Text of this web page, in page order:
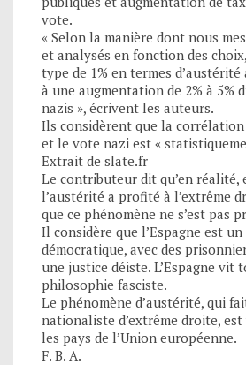
vote.
« Selon la manière dont nous
et analysés en fonction des
type de 1% en termes d’austérité
à une augmentation de 2% à 5%
nazis », écrivent les auteurs.
Ils considèrent que la
et le vote nazi est «
Extrait de slate.fr
Le contributeur dit qu’en réalité,
l’austérité a profité à l’extrême
que ce phénomène ne s’est pas
Il considère que l’Espagne est un
démocratique, avec des
une justice déiste. L’Espagne vit
philosophie fasciste.
Le phénomène d’austérité, qui
nationaliste d’extrême droite,
les pays de l’Union européenne.
F. B. A.